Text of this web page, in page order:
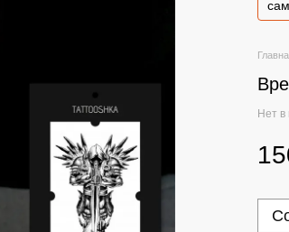
Нет в